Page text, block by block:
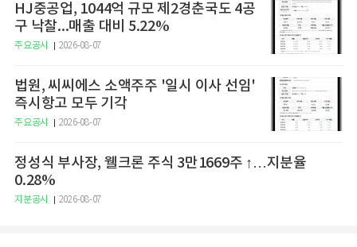
HJ중공업, 1044억 규모 제2경춘국도 4공
구 낙찰...매출 대비 5.22%
주요공시 2026-08-07
법원, 씨씨에스 소액주주 '일시 이사 선임'
즉시항고 모두 기각
주요공시 2026-08-07
정성식 부사장, 웰크론 주식 3만1669주 ↑…지분율
0.28%
지분공시 2026-08-07